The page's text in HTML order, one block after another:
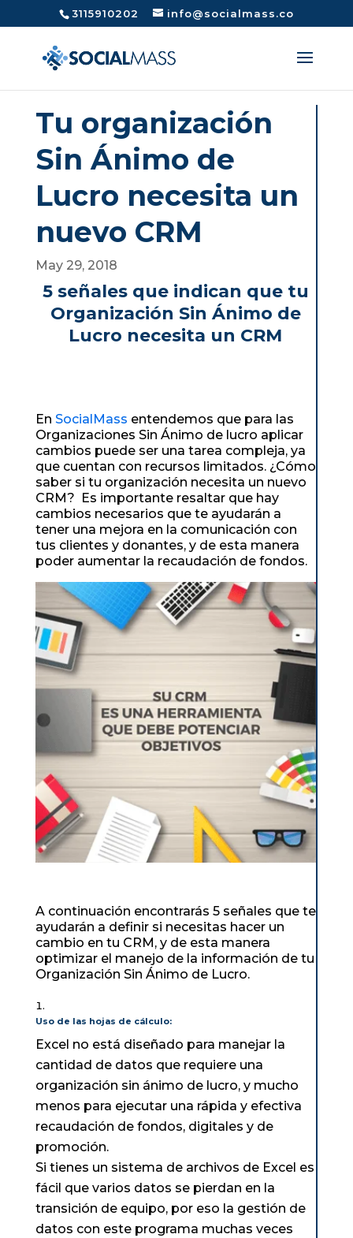
3115910202 info@socialmass.co
Tu organización
Sin Ánimo de
Lucro necesita un
nuevo CRM
May 29, 2018
5 señales que indican que tu
Organización Sin Ánimo de
Lucro necesita un CRM
En SocialMass entendemos que para las
Organizaciones Sin Ánimo de lucro aplicar
cambios puede ser una tarea compleja, ya
que cuentan con recursos limitados. ¿Cómo
saber si tu organización necesita un nuevo
CRM? Es importante resaltar que hay
cambios necesarios que te ayudarán a
tener una mejora en la comunicación con
tus clientes y donantes, y de esta manera
poder aumentar la recaudación de fondos.
A continuación encontrarás 5 señales que te
ayudarán a definir si necesitas hacer un
cambio en tu CRM, y de esta manera
optimizar el manejo de la información de tu
Organización Sin Ánimo de Lucro.
Uso de las hojas de cálculo:
Excel no está diseñado para manejar la
cantidad de datos que requiere una
organización sin ánimo de lucro, y mucho
menos para ejecutar una rápida y efectiva
recaudación de fondos, digitales y de
promoción.
Si tienes un sistema de archivos de Excel es
fácil que varios datos se pierdan en la
transición de equipo, por eso la gestión de
datos con este programa muchas veces